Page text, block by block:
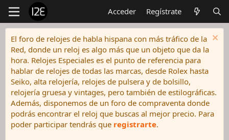
Acceder Regístrate
El foro de relojes de habla hispana con más tráfico de la
Red, donde un reloj es algo más que un objeto que da la
hora. Relojes Especiales es el punto de referencia para
hablar de relojes de todas las marcas, desde Rolex hasta
Seiko, alta relojería, relojes de pulsera y de bolsillo,
relojería gruesa y vintages, pero también de estilográficas.
Además, disponemos de un foro de compraventa donde
podrás encontrar el reloj que buscas al mejor precio. Para
poder participar tendrás que registrarte.